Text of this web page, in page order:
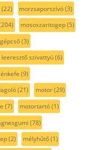
(22) morzsaporszívó(3)
mososzaritogep(5)
(3)
leeresztő szivattyú(6)
(9)
(21) motor(29)
(7) motortartó(1)
(78)
(2) mélyhűtő(1)